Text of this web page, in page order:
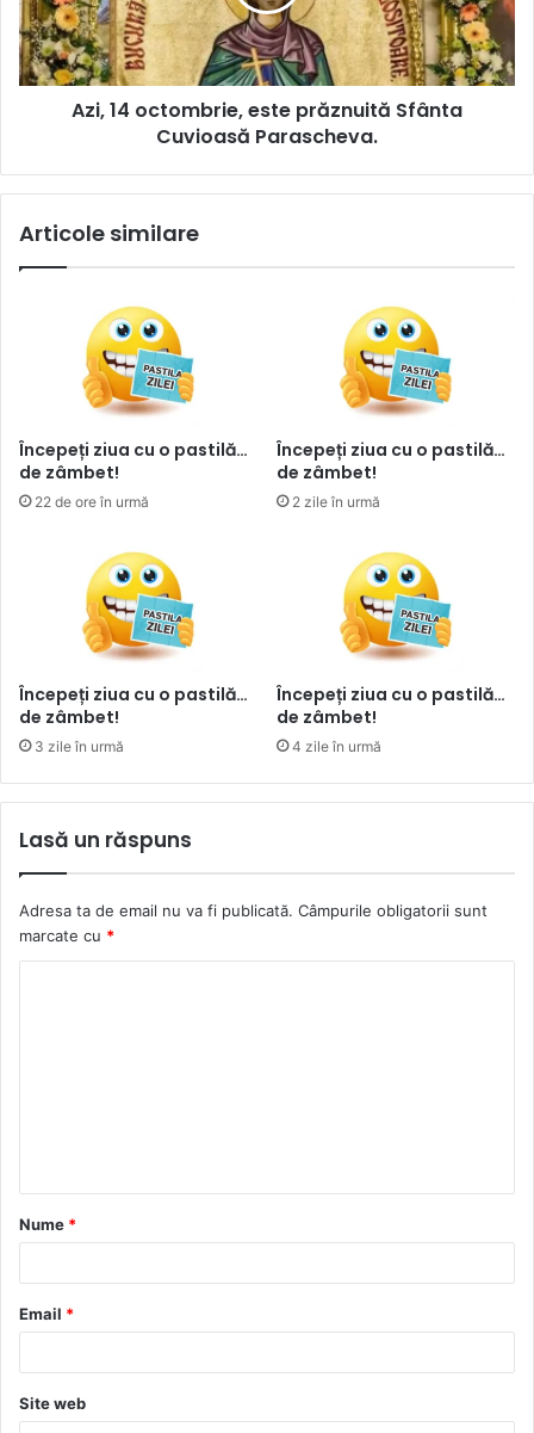
Azi, 14 octombrie, este prăznuită Sfânta
Cuvioasă Parascheva.
Articole similare
Începeți ziua cu o pastilă…
de zâmbet!
22 de ore în urmă
Începeți ziua cu o pastilă…
de zâmbet!
2 zile în urmă
Începeți ziua cu o pastilă…
de zâmbet!
3 zile în urmă
Începeți ziua cu o pastilă…
de zâmbet!
4 zile în urmă
Lasă un răspuns
Adresa ta de email nu va fi publicată. Câmpurile obligatorii sunt
marcate cu *
a
r
*
Nume *
Email *
Site web